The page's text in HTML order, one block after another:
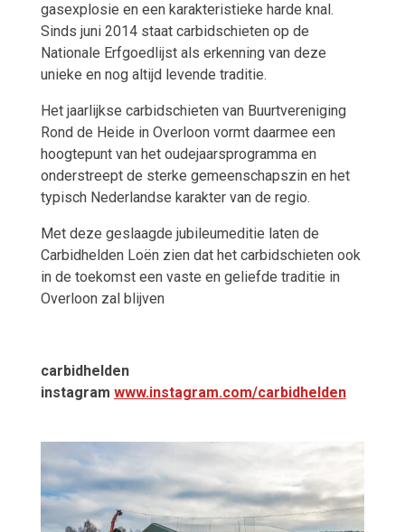
gasexplosie en een karakteristieke harde knal.
Sinds juni 2014 staat carbidschieten op de
Nationale Erfgoedlijst als erkenning van deze
unieke en nog altijd levende traditie.
Het jaarlijkse carbidschieten van Buurtvereniging
Rond de Heide in Overloon vormt daarmee een
hoogtepunt van het oudejaarsprogramma en
onderstreept de sterke gemeenschapszin en het
typisch Nederlandse karakter van de regio.
Met deze geslaagde jubileumeditie laten de
Carbidhelden Loën zien dat het carbidschieten ook
in de toekomst een vaste en geliefde traditie in
Overloon zal blijven
carbidhelden
instagram www.instagram.com/carbidhelden